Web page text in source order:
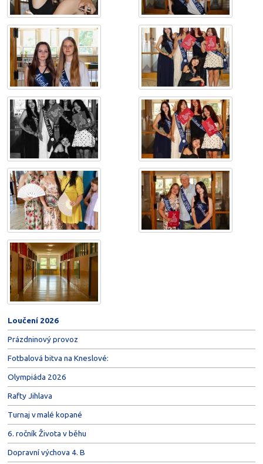
Loučení 2026
Prázdninový provoz
Fotbalová bitva na Kneslové:
Olympiáda 2026
Rafty Jihlava
Turnaj v malé kopané
6. ročník Života v běhu
Dopravní výchova 4. B